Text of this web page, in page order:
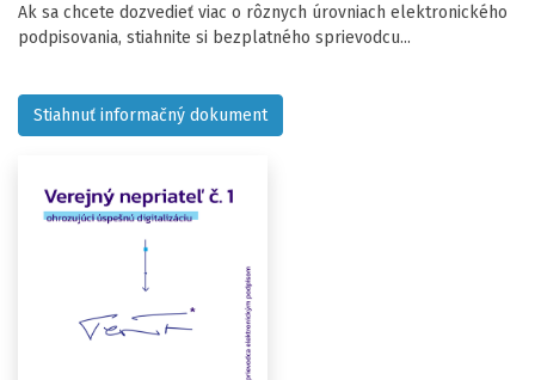
Ak sa chcete dozvedieť viac o rôznych úrovniach elektronického
podpisovania, stiahnite si bezplatného sprievodcu...
Stiahnuť informačný dokument